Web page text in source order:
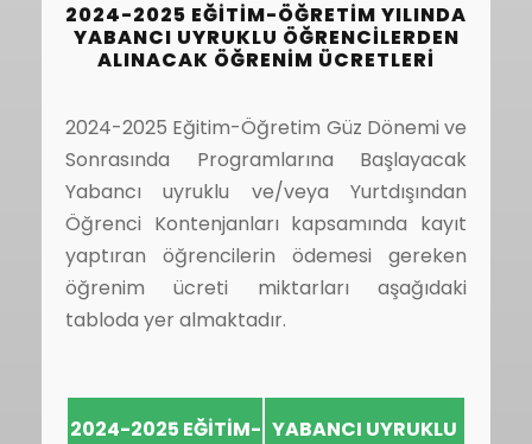
2024-2025 EĞİTİM-ÖĞRETİM YILINDA
YABANCI UYRUKLU ÖĞRENCİLERDEN
ALINACAK ÖĞRENİM ÜCRETLERİ
2024-2025 Eğitim-Öğretim Güz Dönemi ve
Sonrasında Programlarına Başlayacak
Yabancı uyruklu ve/veya Yurtdışından
Öğrenci Kontenjanları kapsamında kayıt
yaptıran öğrencilerin ödemesi gereken
öğrenim ücreti miktarları aşağıdaki
tabloda yer almaktadır.
2024-2025 EĞİTİM- YABANCI UYRUKLU